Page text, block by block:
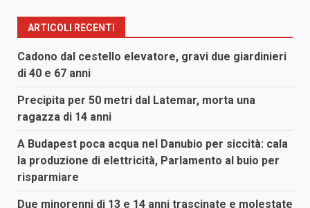
ARTICOLI RECENTI
Cadono dal cestello elevatore, gravi due giardinieri
di 40 e 67 anni
Precipita per 50 metri dal Latemar, morta una
ragazza di 14 anni
A Budapest poca acqua nel Danubio per siccità: cala
la produzione di elettricità, Parlamento al buio per
risparmiare
Due minorenni di 13 e 14 anni trascinate e molestate